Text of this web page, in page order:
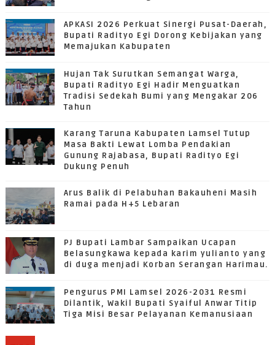
APKASI 2026 Perkuat Sinergi Pusat-Daerah,
Bupati Radityo Egi Dorong Kebijakan yang
Memajukan Kabupaten
Hujan Tak Surutkan Semangat Warga,
Bupati Radityo Egi Hadir Menguatkan
Tradisi Sedekah Bumi yang Mengakar 206
Tahun
Karang Taruna Kabupaten Lamsel Tutup
Masa Bakti Lewat Lomba Pendakian
Gunung Rajabasa, Bupati Radityo Egi
Dukung Penuh
Arus Balik di Pelabuhan Bakauheni Masih
Ramai pada H+5 Lebaran
PJ Bupati Lambar Sampaikan Ucapan
Belasungkawa kepada karim yulianto yang
di duga menjadi Korban Serangan Harimau.
Pengurus PMI Lamsel 2026-2031 Resmi
Dilantik, Wakil Bupati Syaiful Anwar Titip
Tiga Misi Besar Pelayanan Kemanusiaan